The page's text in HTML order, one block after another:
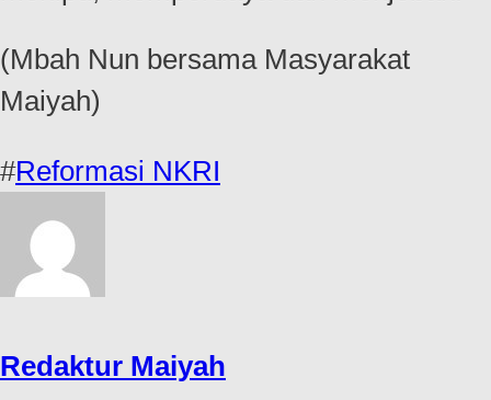
(Mbah Nun bersama Masyarakat
Maiyah)
#Reformasi NKRI
Redaktur Maiyah